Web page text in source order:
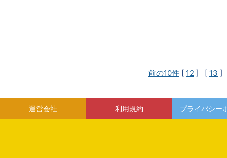
前の10件 [ 12 ] [ 13 ]
運営会社 利用規約 プライバシー